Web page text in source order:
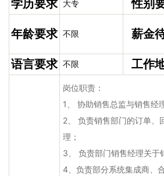
学历要求 大专 性别
年龄要求 不限 薪金
语言要求 不限 工作
岗位职责：
1、 协助销售总监与销售经
2、 负责销售部门的订单、
理；
3、 负责部门销售经理关于
4、负责部分系统集成商、